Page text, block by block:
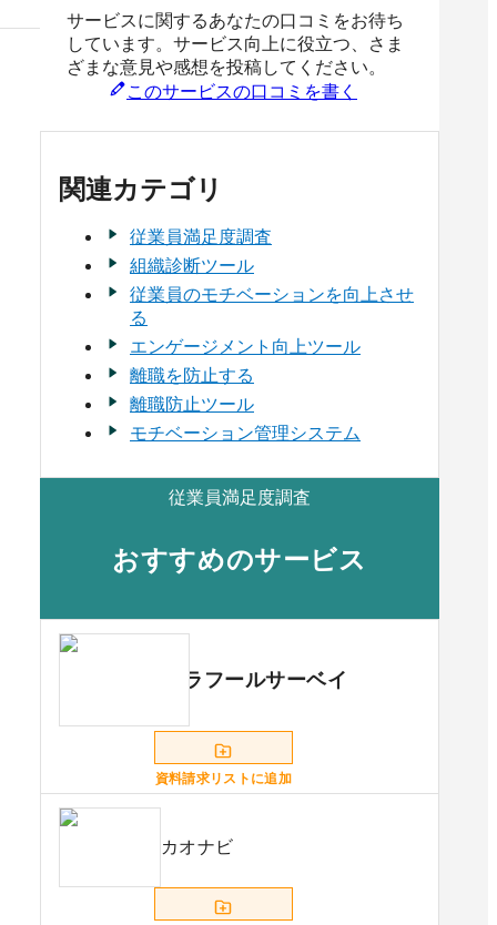
サービスに関するあなたの口コミをお待ち
しています。サービス向上に役立つ、さま
ざまな意見や感想を投稿してください。
このサービスの口コミを書く
関連カテゴリ
従業員満足度調査
組織診断ツール
従業員のモチベーションを向上させ
る
エンゲージメント向上ツール
離職を防止する
離職防止ツール
モチベーション管理システム
従業員満足度調査
おすすめのサービス
ラフールサーベイ
資料請求リストに追加
カオナビ